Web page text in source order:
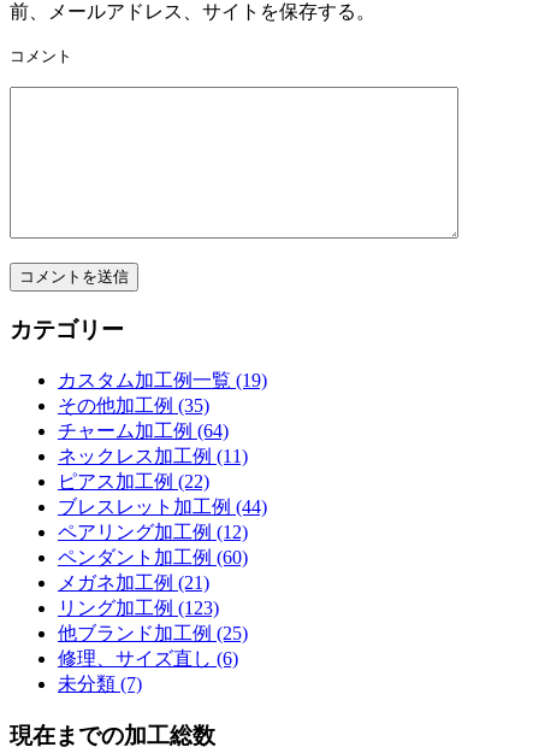
前、メールアドレス、サイトを保存する。
コメント
カテゴリー
カスタム加工例一覧 (19)
その他加工例 (35)
チャーム加工例 (64)
ネックレス加工例 (11)
ピアス加工例 (22)
ブレスレット加工例 (44)
ペアリング加工例 (12)
ペンダント加工例 (60)
メガネ加工例 (21)
リング加工例 (123)
他ブランド加工例 (25)
修理、サイズ直し (6)
未分類 (7)
現在までの加工総数